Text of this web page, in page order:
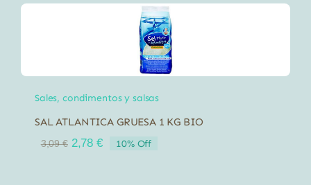
Sales, condimentos y salsas
SAL ATLANTICA GRUESA 1 KG BIO
3,09€ El
2,78 €El
10% Off